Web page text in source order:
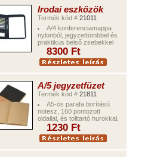
Irodai eszközök
Termék kód # 21011
A/4 konferenciamappa
nylonból, jegyzettömbbel és
praktikus belső zsebekkel
8300 Ft
A/5 jegyzetfüzet
Termék kód # 21811
A5-ös parafa borítású
notesz, 160 pontozott
oldallal, és tolltartó hurokkal,
1230 Ft